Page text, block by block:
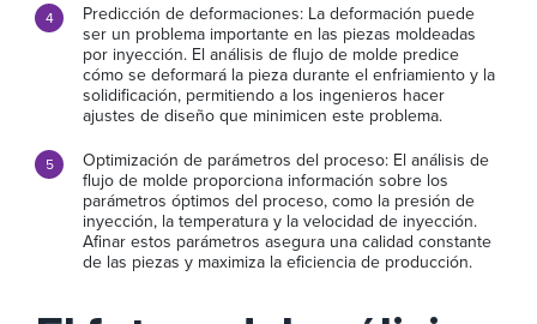
Predicción de deformaciones: La deformación puede
ser un problema importante en las piezas moldeadas
por inyección. El análisis de flujo de molde predice
cómo se deformará la pieza durante el enfriamiento y la
solidificación, permitiendo a los ingenieros hacer
ajustes de diseño que minimicen este problema.
Optimización de parámetros del proceso: El análisis de
flujo de molde proporciona información sobre los
parámetros óptimos del proceso, como la presión de
inyección, la temperatura y la velocidad de inyección.
Afinar estos parámetros asegura una calidad constante
de las piezas y maximiza la eficiencia de producción.